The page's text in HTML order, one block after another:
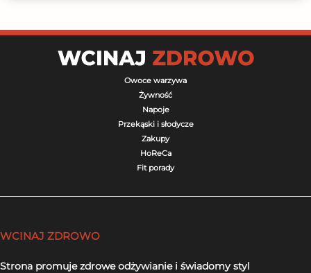
Owoce warzywa
Żywność
Napoje
Przekąski i słodycze
Zakupy
HoReCa
Fit porady
WCINAJ ZDROWO
Strona promuje zdrowe odżywianie i świadomy styl